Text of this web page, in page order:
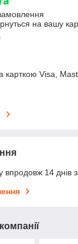
на вашу
карткою Visa,
впродовж 14 днів